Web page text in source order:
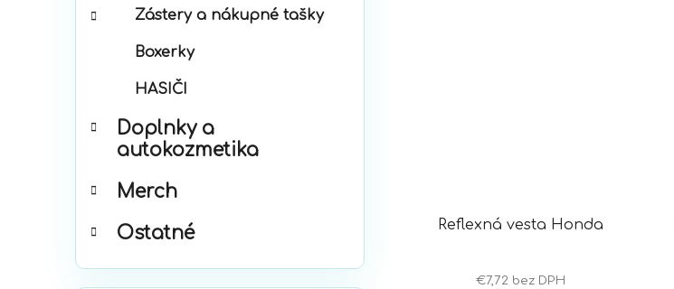
Zástery a nákupné tašky
Boxerky
HASIČI
Doplnky a
autokozmetika
Merch
Ostatné
Reflexná vesta Honda
€7,72 bez DPH